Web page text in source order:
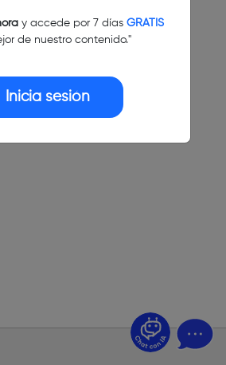
y accede por 7 días GRATIS
de nuestro contenido."
Inicia sesión